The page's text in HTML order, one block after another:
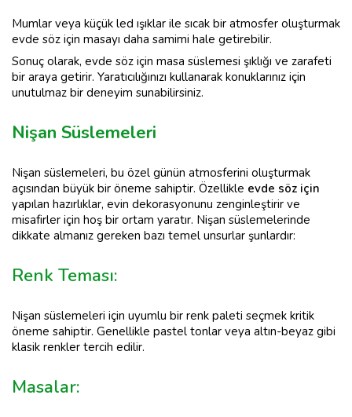
Mumlar veya küçük led ışıklar ile sıcak bir atmosfer oluşturmak
evde söz için masayı daha samimi hale getirebilir.
Sonuç olarak, evde söz için masa süslemesi şıklığı ve zarafeti
bir araya getirir. Yaratıcılığınızı kullanarak konuklarınız için
unutulmaz bir deneyim sunabilirsiniz.
Nişan Süslemeleri
Nişan süslemeleri, bu özel günün atmosferini oluşturmak
açısından büyük bir öneme sahiptir. Özellikle evde söz için
yapılan hazırlıklar, evin dekorasyonunu zenginleştirir ve
misafirler için hoş bir ortam yaratır. Nişan süslemelerinde
dikkate almanız gereken bazı temel unsurlar şunlardır:
Renk Teması:
Nişan süslemeleri için uyumlu bir renk paleti seçmek kritik
öneme sahiptir. Genellikle pastel tonlar veya altın-beyaz gibi
klasik renkler tercih edilir.
Masalar: